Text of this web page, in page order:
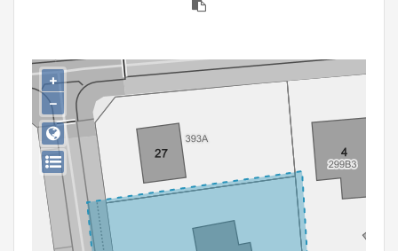
Persoon of collectief
Downloads
Hergebruik
Aanmelden
+
−